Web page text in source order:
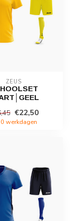
ZEUS
€22,50
werkdagen